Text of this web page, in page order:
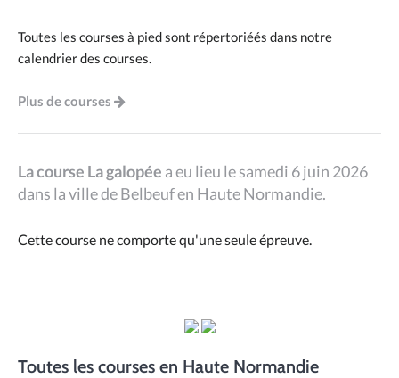
Toutes les courses à pied sont répertoriéés dans notre
calendrier des courses.
Plus de courses
La course La galopée a eu lieu le samedi 6 juin 2026
dans la ville de Belbeuf en Haute Normandie.
Cette course ne comporte qu'une seule épreuve.
Toutes les courses en Haute Normandie